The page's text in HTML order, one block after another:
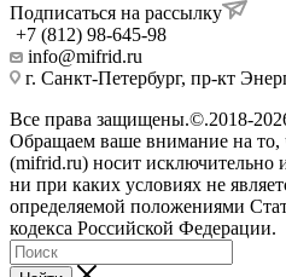
Подписаться на рассылку
+7 (812) 98-645-98
info@mifrid.ru
г. Санкт-Петербург, пр-кт
Все права защищены.©.2018-
Обращаем ваше внимание на то,
(mifrid.ru) носит исключительно
ни при каких условиях не
определяемой положениями
кодекса Российской Федерации.